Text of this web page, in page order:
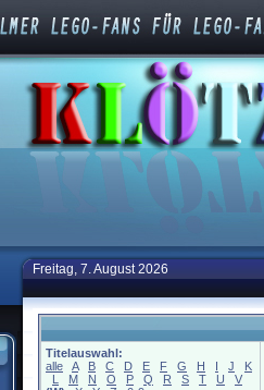
Freitag, 7. August 2026
Titelauswahl:
alle
A B C D E F G H I J
K
L
M N O P Q R S T U
V